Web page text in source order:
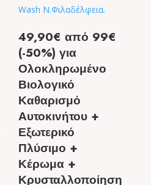
49,90€ από 99€
(-50%) για
Ολοκληρωμένο
Βιολογικό
Καθαρισμό
Αυτοκινήτου +
Εξωτερικό
Πλύσιμο +
Κέρωμα +
Κρυσταλλοποίηση